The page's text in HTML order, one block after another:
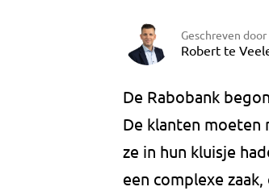
Geschreven door
Robert te
De Rabobank
De klanten
ze in hun kluisje
een complexe